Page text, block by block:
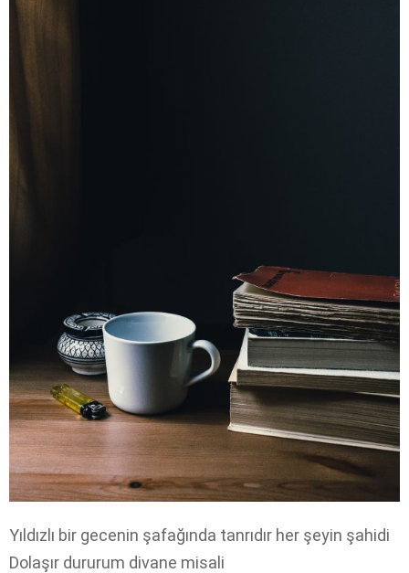
Yıldızlı bir gecenin şafağında tanrıdır her şeyin şahidi
Dolaşır dururum divane misali